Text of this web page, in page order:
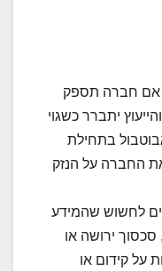
אם חברה תספק
יתברר כשגוי
בתחילת
החברה על הנזק
לחשוש שהמידע
ירושה או
על קידום או